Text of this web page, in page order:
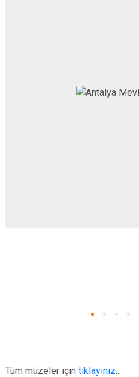
Tüm müzeler için tıklayınız...